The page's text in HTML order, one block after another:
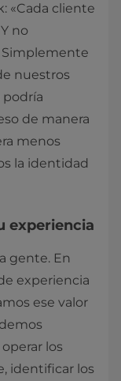
«Cada cliente
no
nuestros
podría
de manera
menos
la identidad
experiencia
gente. En
experiencia
ese valor
los
identificar los